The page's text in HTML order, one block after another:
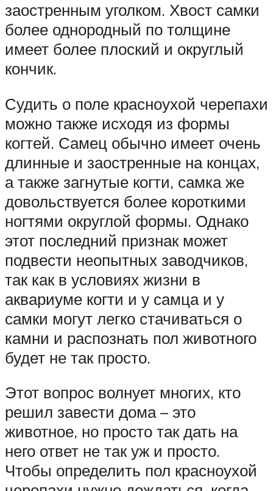
заостренным уголком. Хвост самки
более однородный по толщине
имеет более плоский и округлый
кончик.
Судить о поле красноухой черепахи
можно также исходя из формы
когтей. Самец обычно имеет очень
длинные и заостренные на концах,
а также загнутые когти, самка же
довольствуется более короткими
ногтями округлой формы. Однако
этот последний признак может
подвести неопытных заводчиков,
так как в условиях жизни в
аквариуме когти и у самца и у
самки могут легко стачиваться о
камни и распознать пол животного
будет не так просто.
Этот вопрос волнует многих, кто
решил завести дома – это
животное, но просто так дать на
него ответ не так уж и просто.
Чтобы определить пол красноухой